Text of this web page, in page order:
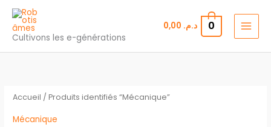
Aller
contenu
Cultivons les e-générations
د.م. 0
Accueil / Produits identifiés “Mécanique”
Mécanique